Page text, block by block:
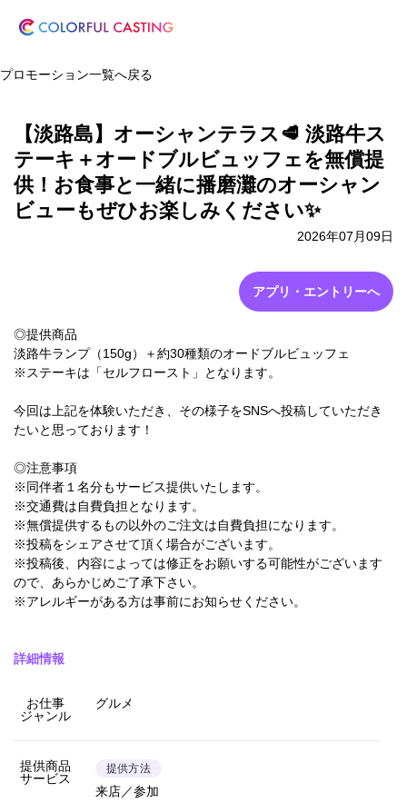
プロモーション一覧へ戻る
【淡路島】オーシャンテラス🥩 淡路牛ス
テーキ＋オードブルビュッフェを無償提
供！お食事と一緒に播磨灘のオーシャン
ビューもぜひお楽しみください✨
2026年07月09日
アプリ・エントリーへ
◎提供商品
淡路牛ランプ（150g）＋約30種類のオードブルビュッフェ
※ステーキは「セルフロースト」となります。
今回は上記を体験いただき、その様子をSNSへ投稿していただき
たいと思っております！
◎注意事項
※同伴者１名分もサービス提供いたします。
※交通費は自費負担となります。
※無償提供するもの以外のご注文は自費負担になります。
※投稿をシェアさせて頂く場合がございます。
※投稿後、内容によっては修正をお願いする可能性がございます
ので、あらかじめご了承下さい。
※アレルギーがある方は事前にお知らせください。
詳細情報
お仕事
ジャンル
グルメ
提供商品
サービス
提供方法
来店／参加